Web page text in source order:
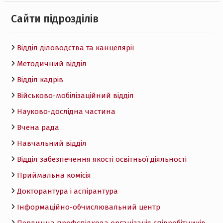
Cайти підрозділів
Відділ діловодства та канцелярії
Методичний відділ
Відділ кадрів
Військово-мобілізаційний відділ
Науково-дослідна частина
Вчена рада
Навчальний відділ
Відділ забезпечення якості освітньої діяльності
Приймальна комісія
Докторантура і аспірантура
Інформаційно-обчислювальний центр